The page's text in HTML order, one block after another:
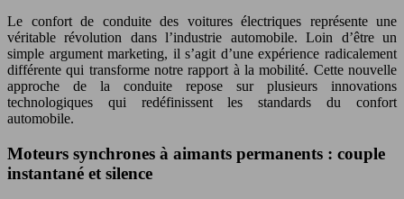
Le confort de conduite des voitures électriques représente une
véritable révolution dans l’industrie automobile. Loin d’être un
simple argument marketing, il s’agit d’une expérience radicalement
différente qui transforme notre rapport à la mobilité. Cette nouvelle
approche de la conduite repose sur plusieurs innovations
technologiques qui redéfinissent les standards du confort
automobile.
Moteurs synchrones à aimants permanents : couple
instantané et silence